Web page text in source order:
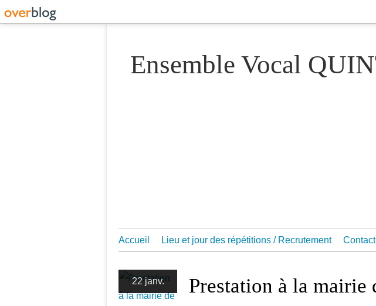
Ensemble Vocal
Accueil Lieu et jour des répétitions / Recrutement Contact
22 janv.
Prestation à la mairie